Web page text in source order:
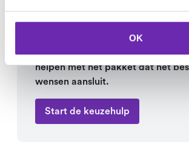
OK
Wij helpen je graag om het juiste
vinden dat bij jouw online ambities
de hand van een aantal vragen
helpen met het pakket dat het
wensen aansluit.
Start de keuzehulp